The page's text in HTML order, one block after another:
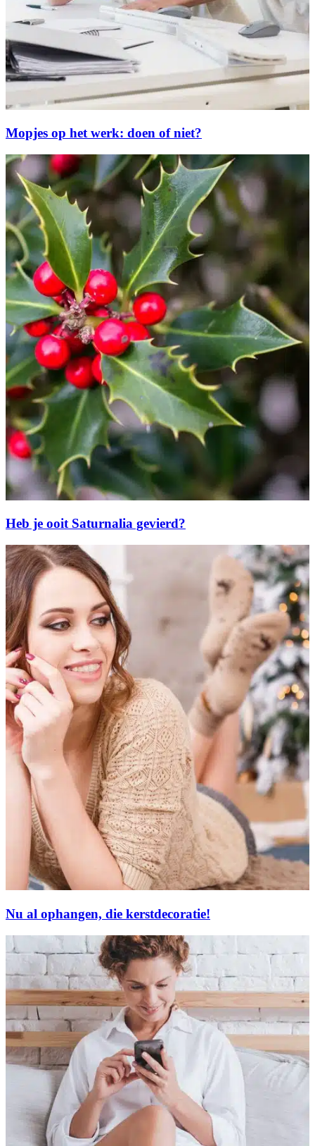
Mopjes op het werk: doen of niet?
Heb je ooit Saturnalia gevierd?
Nu al ophangen, die kerstdecoratie!